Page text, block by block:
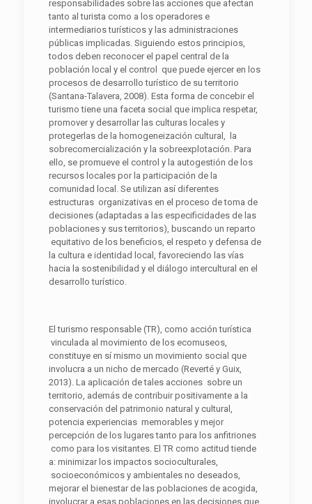
responsabilidades sobre las acciones que afectan
tanto al turista como a los operadores e
intermediarios turísticos y las administraciones
públicas implicadas. Siguiendo estos principios,
todos deben reconocer el papel central de la
población local y el control que puede ejercer en los
procesos de desarrollo turístico de su territorio
(Santana-Talavera, 2008). Esta forma de concebir el
turismo tiene una faceta social que implica respetar,
promover y desarrollar las culturas locales y
protegerlas de la homogeneización cultural, la
sobrecomercialización y la sobreexplotación. Para
ello, se promueve el control y la autogestión de los
recursos locales por la participación de la
comunidad local. Se utilizan así diferentes
estructuras organizativas en el proceso de toma de
decisiones (adaptadas a las especificidades de las
poblaciones y sus territorios), buscando un reparto
equitativo de los beneficios, el respeto y defensa de
la cultura e identidad local, favoreciendo las vías
hacia la sostenibilidad y el diálogo intercultural en el
desarrollo turístico.
El turismo responsable (TR), como acción turística
vinculada al movimiento de los ecomuseos,
constituye en sí mismo un movimiento social que
involucra a un nicho de mercado (Reverté y Guix,
2013). La aplicación de tales acciones sobre un
territorio, además de contribuir positivamente a la
conservación del patrimonio natural y cultural,
potencia experiencias memorables y mejor
percepción de los lugares tanto para los anfitriones
como para los visitantes. El TR como actitud tiende
a: minimizar los impactos socioculturales,
socioeconómicos y ambientales no deseados,
mejorar el bienestar de las poblaciones de acogida,
involucrar a esas poblaciones en las decisiones que